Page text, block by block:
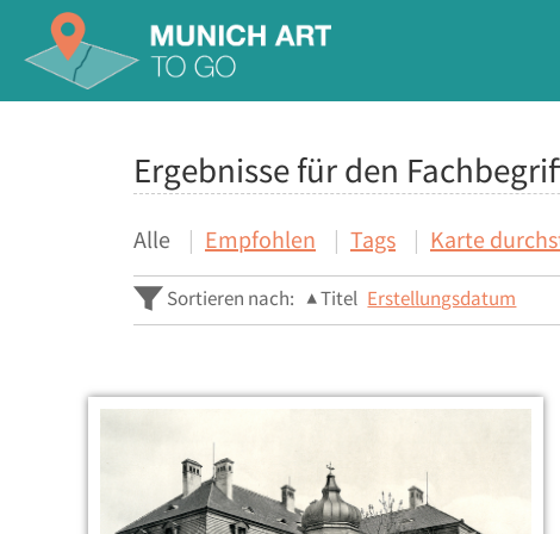
Ergebnisse für den
Alle Empfohlen Tags Karte
Sortieren nach: Titel Erstellungsdatum